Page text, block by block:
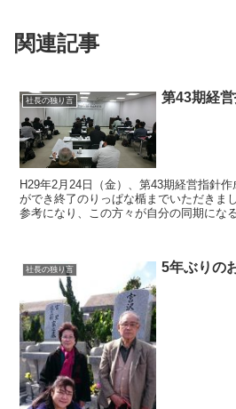
関連記事
社長の独り言 第43期経
H29年2月24日（金）、第43期経営指針
ができ終了のりっぱな楯までいただきました。 皆さんの発
参考になり、この方々が自分の同期にな
社長の独り言 5年ぶりの